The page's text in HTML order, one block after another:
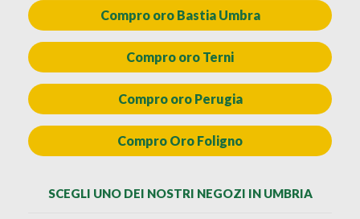
Compro oro Bastia Umbra
Compro oro Terni
Compro oro Perugia
Compro Oro Foligno
SCEGLI UNO DEI NOSTRI NEGOZI IN UMBRIA